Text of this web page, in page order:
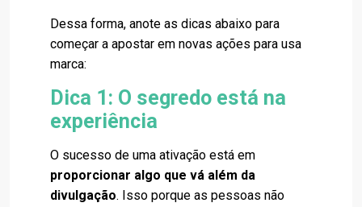
Dessa forma, anote as dicas abaixo para
começar a apostar em novas ações para usa
marca:
Dica 1: O segredo está na
experiência
O sucesso de uma ativação está em
proporcionar algo que vá além da
divulgação. Isso porque as pessoas não